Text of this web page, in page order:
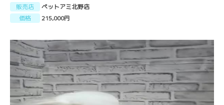
販売店
ペットアミ北野店
価格
215,000円